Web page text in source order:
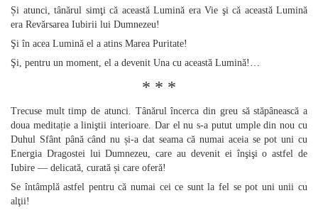
Și atunci, tânărul simţi că această Lumină era Vie şi că această Lumină
era Revărsarea Iubirii lui Dumnezeu!
Şi în acea Lumină el a atins Marea Puritate!
Şi, pentru un moment, el a devenit Una cu această Lumină!…
* * *
Trecuse mult timp de atunci. Tânărul încerca din greu să stăpânească a
doua meditație a liniştii interioare. Dar el nu s‑a putut umple din nou cu
Duhul Sfânt până când nu și‑a dat seama că numai aceia se pot uni cu
Energia Dragostei lui Dumnezeu, care au devenit ei înşişi o astfel de
Iubire — delicată, curată și care oferă!
Se întâmplă astfel pentru că numai cei ce sunt la fel se pot uni unii cu
alţii!